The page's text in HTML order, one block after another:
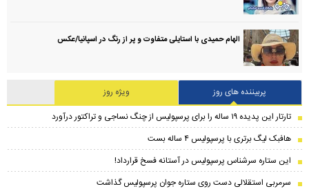
الهام حمیدی با استایلی متفاوت و پر از رنگ در اسپانیا/عکس
پربیننده های روز
ویژه روز
تارتار این پدیده ۱۹ ساله را برای پرسپولیس از چنگ نساجی و تراکتور درآورد
هافبک لیگ برتری با پرسپولیس ۴ ساله بست
این ستاره سرشناس پرسپولیس در آستانه فسخ قرارداد!
سرمربی استقلالی دست روی ستاره جوان پرسپولیس گذاشت